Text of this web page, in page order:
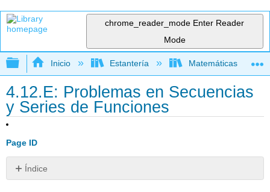
chrome_reader_mode Enter Reader
Mode
Expandir/contraer jerarquía global
Inicio Estantería Matemáticas
4.12.E: Problemas en Secuencias
y Series de Funciones
Page ID
Índice